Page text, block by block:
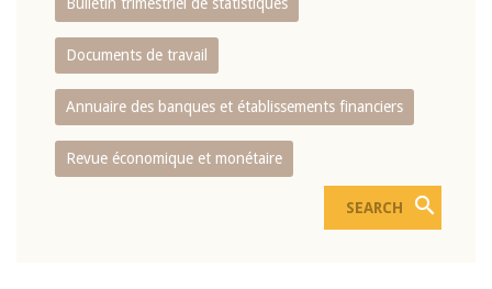
Documents de travail
Annuaire des banques et établissements financiers
Revue économique et monétaire